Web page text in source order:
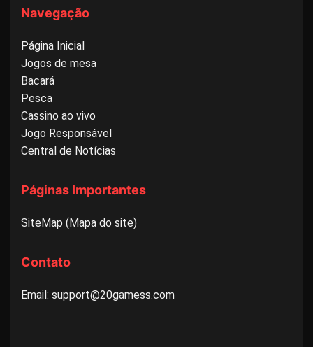
Navegação
Página Inicial
Jogos de mesa
Bacará
Pesca
Cassino ao vivo
Jogo Responsável
Central de Notícias
Páginas Importantes
SiteMap (Mapa do site)
Contato
Email: support@20gamess.com